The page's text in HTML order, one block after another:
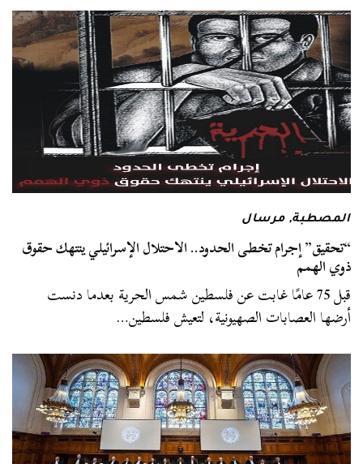
المصطبة,مرسال
“تحقيق” إجرام تخطى الحدود.. الاحتلال الإسرائيلي ينتهك حقوق
ذوي الهمم
قبل 75 عامًا غابت عن فلسطين شمس الحرية بعدما دنست
أرضها العصابات الصهيونية، لتعيش فلسطين…